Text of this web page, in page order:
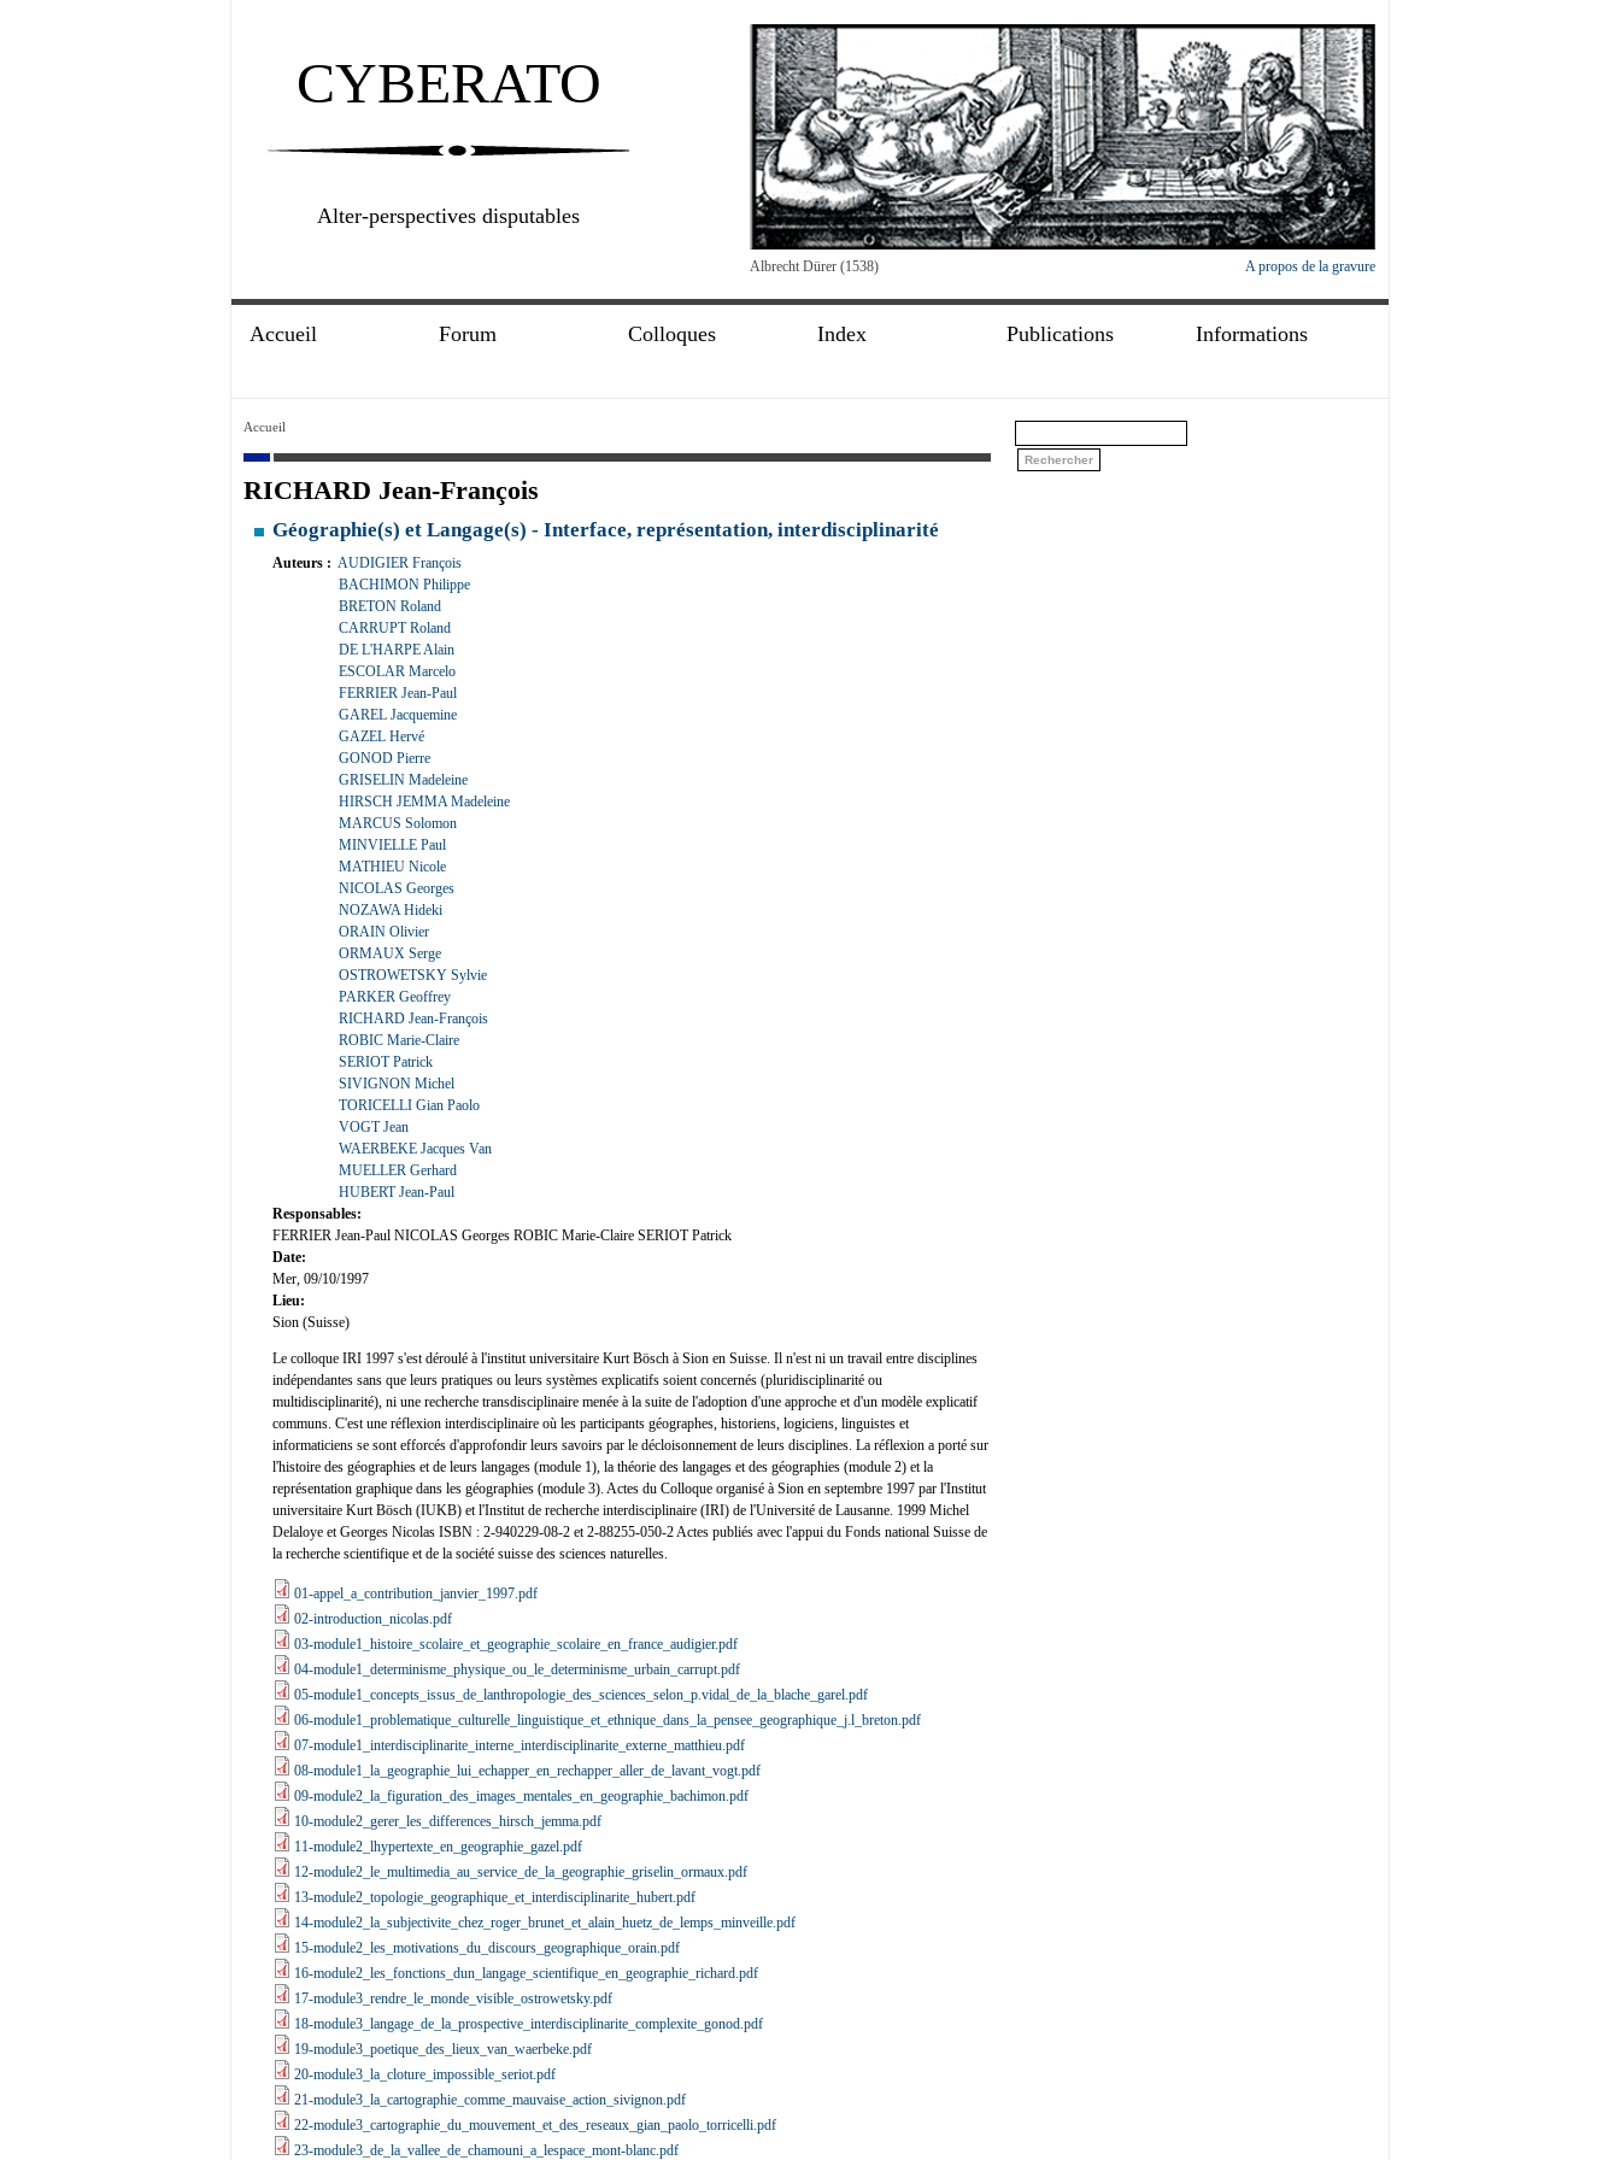
Albrecht Dürer (1538) A propos de la gravure
CYBERATO
Alter-perspectives disputables
Accueil Forum Colloques Index Publications Informations
Accueil
RICHARD Jean-François
Géographie(s) et Langage(s) - Interface, représentation, interdisciplinarité
Auteurs : AUDIGIER François
BACHIMON Philippe
BRETON Roland
CARRUPT Roland
DE L'HARPE Alain
ESCOLAR Marcelo
FERRIER Jean-Paul
GAREL Jacquemine
GAZEL Hervé
GONOD Pierre
GRISELIN Madeleine
HIRSCH JEMMA Madeleine
MARCUS Solomon
MINVIELLE Paul
MATHIEU Nicole
NICOLAS Georges
NOZAWA Hideki
ORAIN Olivier
ORMAUX Serge
OSTROWETSKY Sylvie
PARKER Geoffrey
RICHARD Jean-François
ROBIC Marie-Claire
SERIOT Patrick
SIVIGNON Michel
TORICELLI Gian Paolo
VOGT Jean
WAERBEKE Jacques Van
MUELLER Gerhard
HUBERT Jean-Paul
Responsables:
FERRIER Jean-Paul NICOLAS Georges ROBIC Marie-Claire SERIOT Patrick
Date:
Mer, 09/10/1997
Lieu:
Sion (Suisse)
Le colloque IRI 1997 s'est déroulé à l'institut universitaire Kurt Bösch à Sion en Suisse. Il n'est ni un travail entre disciplines
indépendantes sans que leurs pratiques ou leurs systèmes explicatifs soient concernés (pluridisciplinarité ou
multidisciplinarité), ni une recherche transdisciplinaire menée à la suite de l'adoption d'une approche et d'un modèle explicatif
communs. C'est une réflexion interdisciplinaire où les participants géographes, historiens, logiciens, linguistes et
informaticiens se sont efforcés d'approfondir leurs savoirs par le décloisonnement de leurs disciplines. La réflexion a porté sur
l'histoire des géographies et de leurs langages (module 1), la théorie des langages et des géographies (module 2) et la
représentation graphique dans les géographies (module 3). Actes du Colloque organisé à Sion en septembre 1997 par l'Institut
universitaire Kurt Bösch (IUKB) et l'Institut de recherche interdisciplinaire (IRI) de l'Université de Lausanne. 1999 Michel
Delaloye et Georges Nicolas ISBN : 2-940229-08-2 et 2-88255-050-2 Actes publiés avec l'appui du Fonds national Suisse de
la recherche scientifique et de la société suisse des sciences naturelles.
01-appel_a_contribution_janvier_1997.pdf
02-introduction_nicolas.pdf
03-module1_histoire_scolaire_et_geographie_scolaire_en_france_audigier.pdf
04-module1_determinisme_physique_ou_le_determinisme_urbain_carrupt.pdf
05-module1_concepts_issus_de_lanthropologie_des_sciences_selon_p.vidal_de_la_blache_garel.pdf
06-module1_problematique_culturelle_linguistique_et_ethnique_dans_la_pensee_geographique_j.l_breton.pdf
07-module1_interdisciplinarite_interne_interdisciplinarite_externe_matthieu.pdf
08-module1_la_geographie_lui_echapper_en_rechapper_aller_de_lavant_vogt.pdf
09-module2_la_figuration_des_images_mentales_en_geographie_bachimon.pdf
10-module2_gerer_les_differences_hirsch_jemma.pdf
11-module2_lhypertexte_en_geographie_gazel.pdf
12-module2_le_multimedia_au_service_de_la_geographie_griselin_ormaux.pdf
13-module2_topologie_geographique_et_interdisciplinarite_hubert.pdf
14-module2_la_subjectivite_chez_roger_brunet_et_alain_huetz_de_lemps_minveille.pdf
15-module2_les_motivations_du_discours_geographique_orain.pdf
16-module2_les_fonctions_dun_langage_scientifique_en_geographie_richard.pdf
17-module3_rendre_le_monde_visible_ostrowetsky.pdf
18-module3_langage_de_la_prospective_interdisciplinarite_complexite_gonod.pdf
19-module3_poetique_des_lieux_van_waerbeke.pdf
20-module3_la_cloture_impossible_seriot.pdf
21-module3_la_cartographie_comme_mauvaise_action_sivignon.pdf
22-module3_cartographie_du_mouvement_et_des_reseaux_gian_paolo_torricelli.pdf
23-module3_de_la_vallee_de_chamouni_a_lespace_mont-blanc.pdf